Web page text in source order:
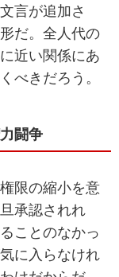
言が追加さ
だ。全人代の
近い関係にあ
べきだろう。
闘争
限の縮小を意
承認されれ
ことのなかっ
に入らなけれ